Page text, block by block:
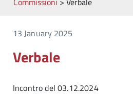
13 January 2025
Verbale
Incontro del 03.12.2024